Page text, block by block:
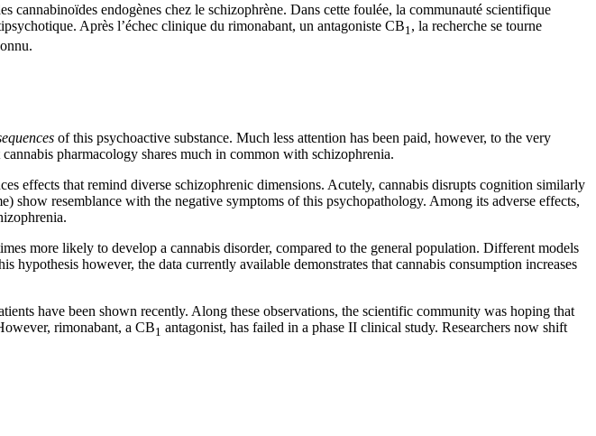
cannabinoïdes endogènes chez le schizophrène. Dans cette foulée, la communauté scientifique
Après l’échec clinique du rimonabant, un antagoniste CB1, la recherche se tourne
of this psychoactive substance. Much less attention has been paid, however, to the very
pharmacology shares much in common with schizophrenia.
effects that remind diverse schizophrenic dimensions. Acutely, cannabis disrupts cognition similarly
resemblance with the negative symptoms of this psychopathology. Among its adverse effects,
more likely to develop a cannabis disorder, compared to the general population. Different models
however, the data currently available demonstrates that cannabis consumption increases
have been shown recently. Along these observations, the scientific community was hoping that
rimonabant, a CB1 antagonist, has failed in a phase II clinical study. Researchers now shift